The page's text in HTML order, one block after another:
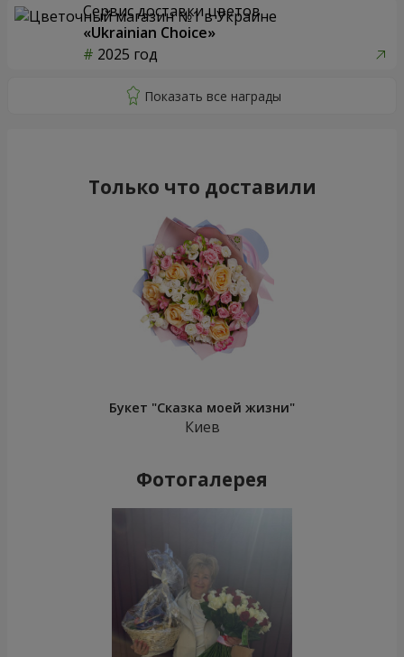
Сервис доставки цветов
«Ukrainian Choice»
2025 год
Только что доставили
Букет "Сказка моей жизни"
Киев
Фотогалерея